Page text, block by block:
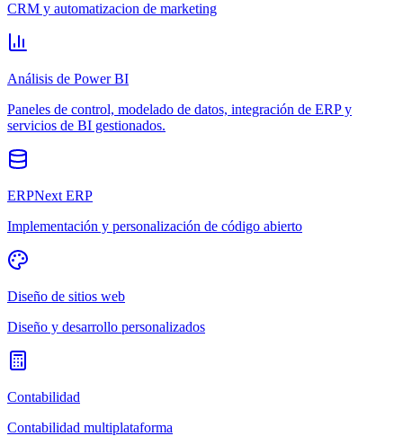
CRM y automatizacion de marketing
Análisis de Power BI
Paneles de control, modelado de datos, integración de ERP y
servicios de BI gestionados.
ERPNext ERP
Implementación y personalización de código abierto
Diseño de sitios web
Diseño y desarrollo personalizados
Contabilidad
Contabilidad multiplataforma